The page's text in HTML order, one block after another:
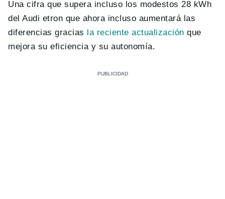
Una cifra que supera incluso los modestos 28 kWh
del Audi etron que ahora incluso aumentará las
diferencias gracias la reciente actualización que
mejora su eficiencia y su autonomía.